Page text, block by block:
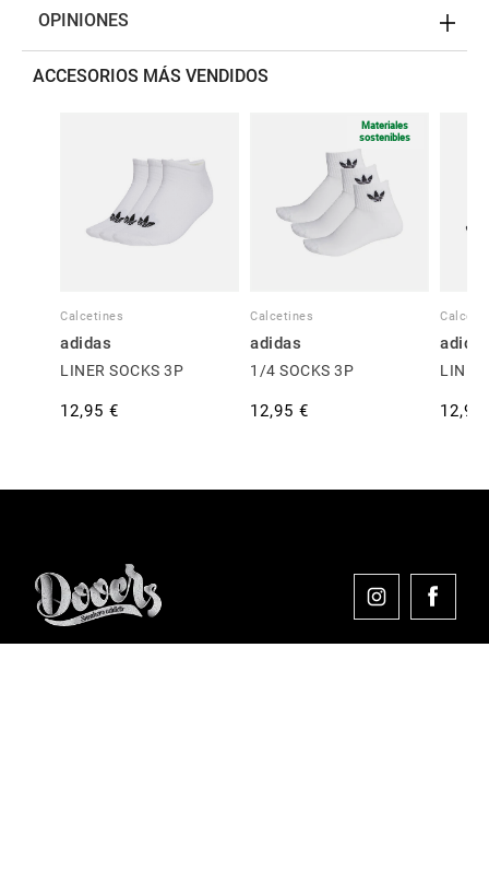
OPINIONES
ACCESORIOS MÁS VENDIDOS
Calcetines
adidas
LINER SOCKS 3P
12,95 €
Materiales
sostenibles
Calcetines
adidas
1/4 SOCKS 3P
12,95 €
LINER
12,95